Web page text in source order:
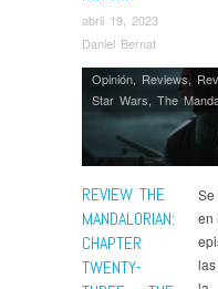
abril 19, 2023
Daniel Bernat
REVIEW THE
MANDALORIAN:
CHAPTER
TWENTY-
Opinión, Reviews,
Star Wars, The
Se
en